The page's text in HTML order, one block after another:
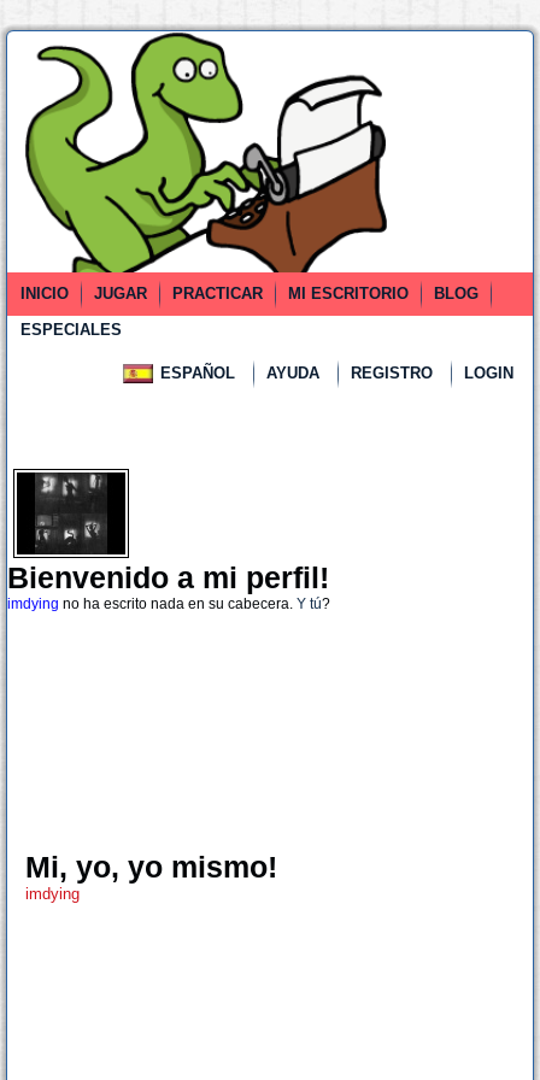
INICIO JUGAR PRACTICAR MI ESCRITORIO
BLOG
ESPECIALES
ESPAÑOL AYUDA REGISTRO LOGIN
Bienvenido a mi perfil!
imdying no ha escrito nada en su cabecera. Y tú?
Mi, yo, yo mismo!
imdying